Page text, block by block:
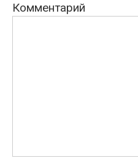
Комментарий